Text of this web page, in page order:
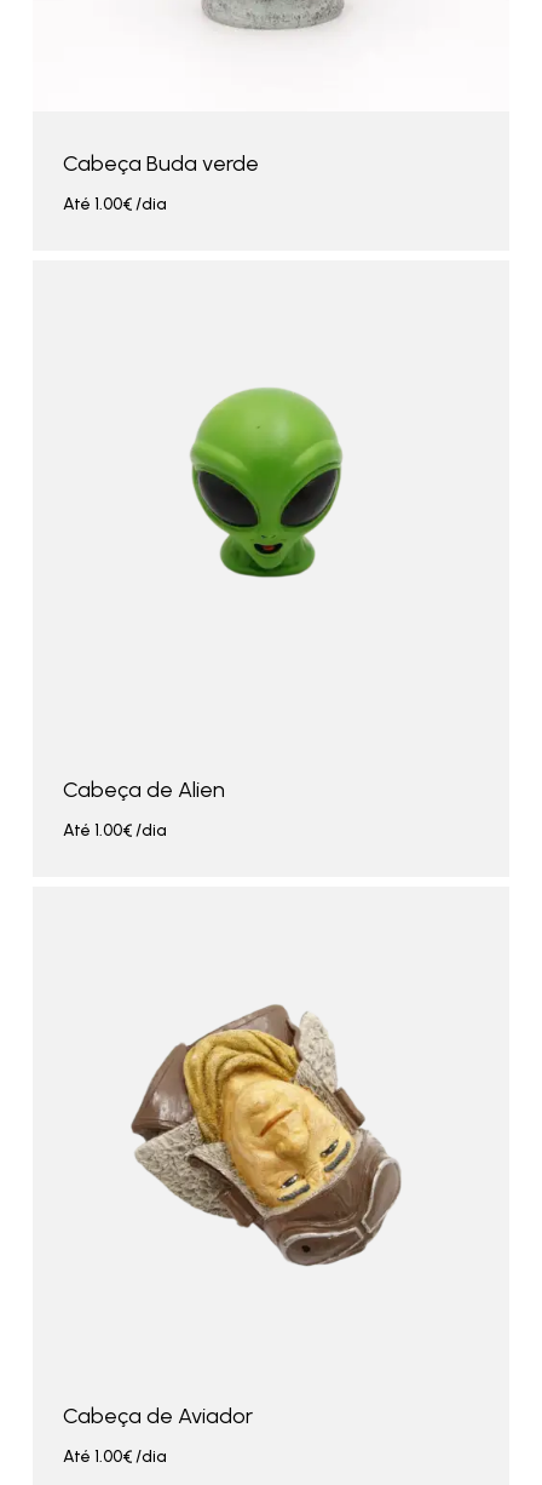
Cabeça Buda verde
Até 1.00€/dia
Cabeça de Alien
Até 1.00€/dia
Cabeça de Aviador
Até 1.00€/dia